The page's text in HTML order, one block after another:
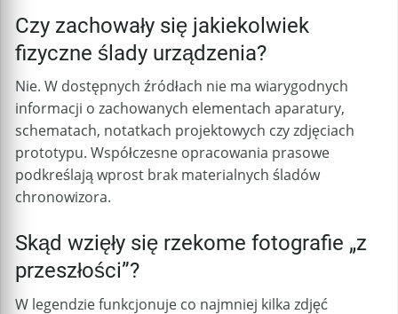
Czy zachowały się jakiekolwiek
fizyczne ślady urządzenia?
Nie. W dostępnych źródłach nie ma wiarygodnych
informacji o zachowanych elementach aparatury,
schematach, notatkach projektowych czy zdjęciach
prototypu. Współczesne opracowania prasowe
podkreślają wprost brak materialnych śladów
chronowizora.
Skąd wzięły się rzekome fotografie „z
przeszłości”?
W legendzie funkcjonuje co najmniej kilka zdjęć